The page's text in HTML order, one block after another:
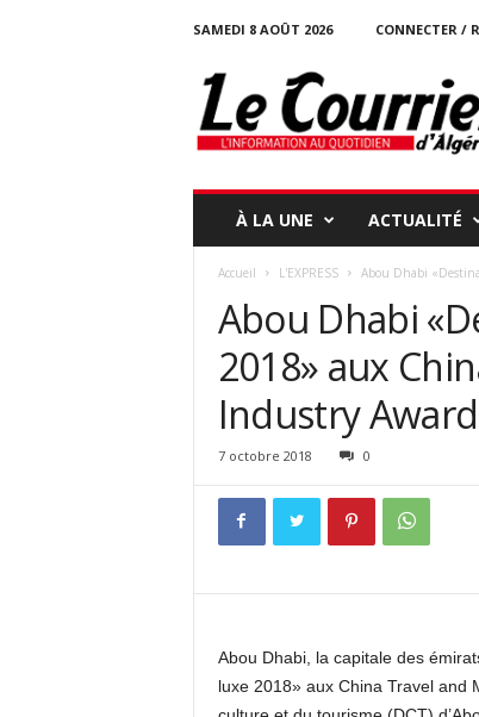
SAMEDI 8 AOÛT 2026
CONNECTER /
o
u
i
À LA UNE ACTUALITÉ
Accueil L'EXPRESS Abou Dhabi
Abou Dhabi
2018» aux
Industry
7 octobre 2018 0
Abou Dhabi, la capitale des
luxe 2018» aux China Travel and